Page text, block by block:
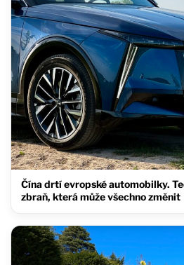
Čína drtí evropské automobilky.
zbraň, která může všechno změnit